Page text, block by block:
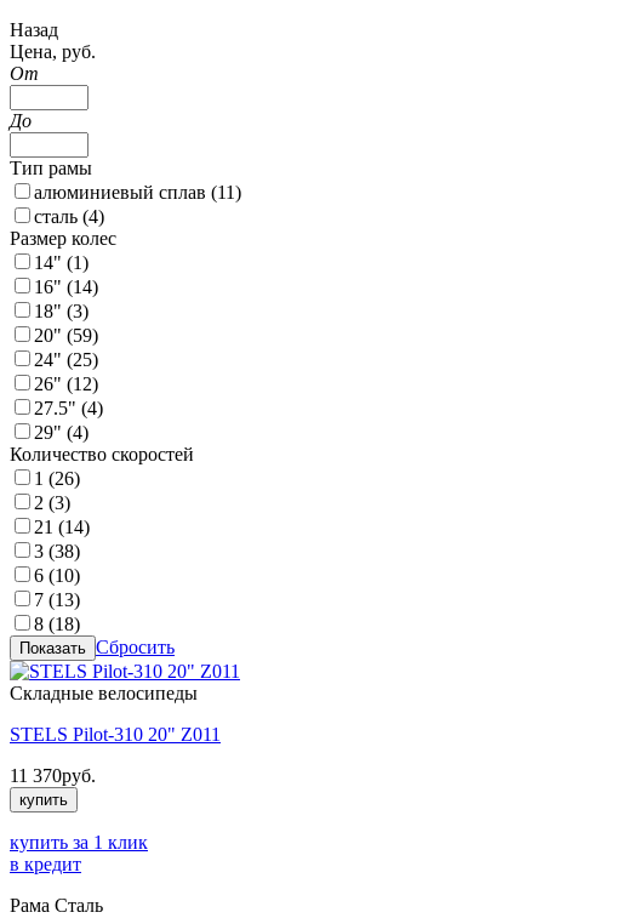
Назад
Цена, руб.
От
До
Тип рамы
алюминиевый сплав (11)
сталь (4)
Размер колес
14" (1)
16" (14)
18" (3)
20" (59)
24" (25)
26" (12)
27.5" (4)
29" (4)
Количество скоростей
1 (26)
2 (3)
21 (14)
3 (38)
6 (10)
7 (13)
8 (18)
Сбросить
Складные велосипеды
STELS Pilot-310 20" Z011
11 370руб.
купить
купить за 1 клик
в кредит
Рама Сталь